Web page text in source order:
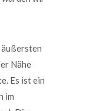
äußersten
Nähe
Es ist ein
im